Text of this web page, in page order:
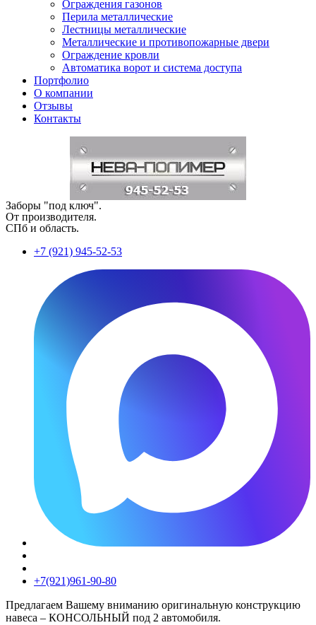
Ограждения газонов
Перила металлические
Лестницы металлические
Металлические и противопожарные двери
Ограждение кровли
Автоматика ворот и система доступа
Портфолио
О компании
Отзывы
Контакты
Заборы "под ключ".
От производителя.
СПб и область.
+7 (921) 945-52-53
+7(921)961-90-80​
Предлагаем Вашему вниманию оригинальную конструкцию
навеса – КОНСОЛЬНЫЙ под 2 автомобиля.